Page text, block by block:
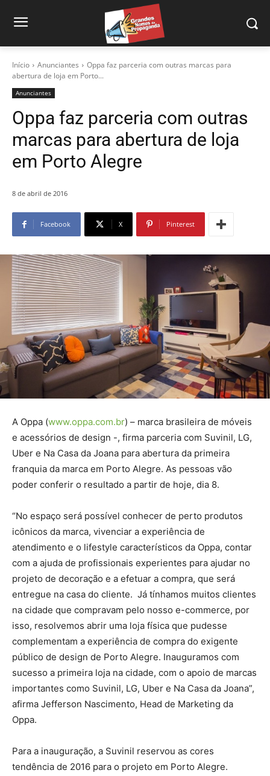
Início Anunciantes
Oppa faz parceria com outras marcas para
abertura de loja em Porto...
Anunciantes
Oppa faz parceria com outras
marcas para abertura de loja
em Porto Alegre
8 de abril de 2016
Facebook X Pinterest
A Oppa (www.oppa.com.br) – marca brasileira de móveis
e acessórios de design -, firma parceria com Suvinil, LG,
Uber e Na Casa da Joana para abertura da primeira
franquia da marca em Porto Alegre. As pessoas vão
poder conferir o resultado a partir de hoje, dia 8.
“No espaço será possível conhecer de perto produtos
icônicos da marca, vivenciar a experiência de
atendimento e o lifestyle característicos da Oppa, contar
com a ajuda de profissionais experientes para ajudar no
projeto de decoração e a efetuar a compra, que será
entregue na casa do cliente. Já tínhamos muitos clientes
na cidade que compravam pelo nosso e-commerce, por
isso, resolvemos abrir uma loja física que pudesse
complementam a experiência de compra do exigente
público de design de Porto Alegre. Inauguramos com
sucesso a primeira loja na cidade, com o apoio de marcas
importantes como Suvinil, LG, Uber e Na Casa da Joana”,
afirma Jefferson Nascimento, Head de Marketing da
Oppa.
Para a inauguração, a Suvinil reservou as cores
tendência de 2016 para o projeto em Porto Alegre.